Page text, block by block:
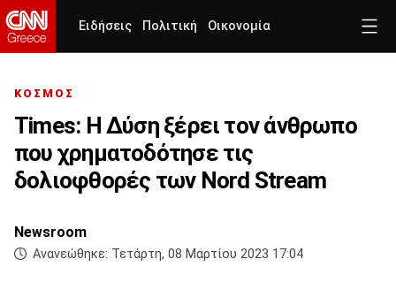
Ειδήσεις Πολιτική Οικονομία
ΚΟΣΜΟΣ
Times: Η Δύση ξέρει τον άνθρωπο
που χρηματοδότησε τις
δολιοφθορές των Nord Stream
Newsroom
Ανανεώθηκε: Τετάρτη, 08 Μαρτίου 2023 17:04